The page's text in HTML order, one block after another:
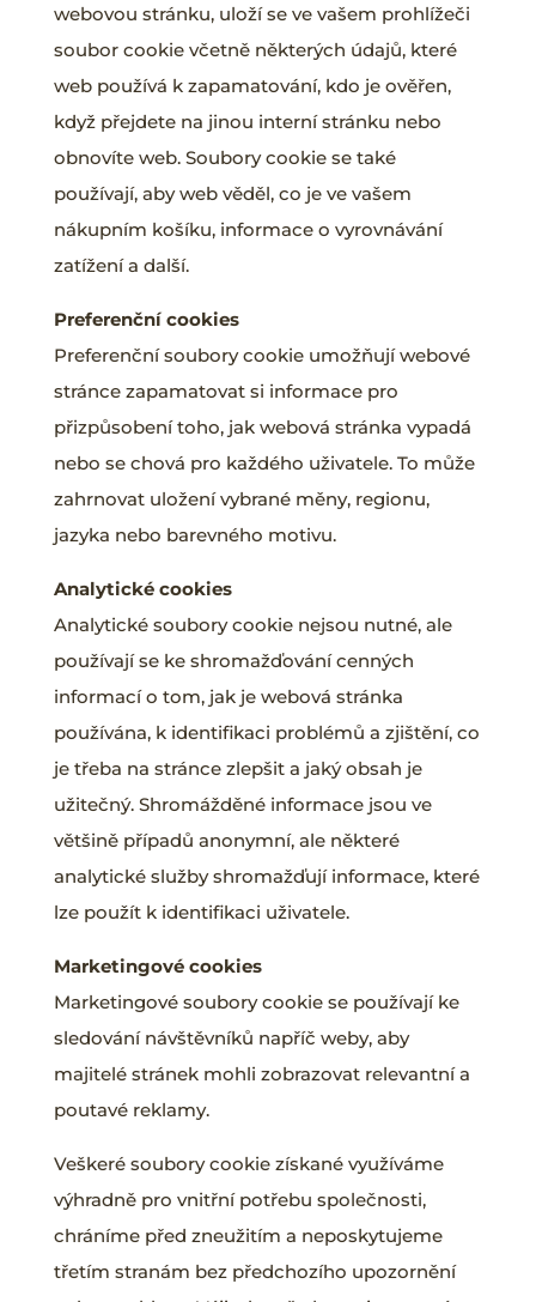
webovou stránku, uloží se ve vašem prohlížeči
soubor cookie včetně některých údajů, které
web používá k zapamatování, kdo je ověřen,
když přejdete na jinou interní stránku nebo
obnovíte web. Soubory cookie se také
používají, aby web věděl, co je ve vašem
nákupním košíku, informace o vyrovnávání
zatížení a další.
Preferenční cookies
Preferenční soubory cookie umožňují webové
stránce zapamatovat si informace pro
přizpůsobení toho, jak webová stránka vypadá
nebo se chová pro každého uživatele. To může
zahrnovat uložení vybrané měny, regionu,
jazyka nebo barevného motivu.
Analytické cookies
Analytické soubory cookie nejsou nutné, ale
používají se ke shromažďování cenných
informací o tom, jak je webová stránka
používána, k identifikaci problémů a zjištění, co
je třeba na stránce zlepšit a jaký obsah je
užitečný. Shromážděné informace jsou ve
většině případů anonymní, ale některé
analytické služby shromažďují informace, které
lze použít k identifikaci uživatele.
Marketingové cookies
Marketingové soubory cookie se používají ke
sledování návštěvníků napříč weby, aby
majitelé stránek mohli zobrazovat relevantní a
poutavé reklamy.
Veškeré soubory cookie získané využíváme
výhradně pro vnitřní potřebu společnosti,
chráníme před zneužitím a neposkytujeme
třetím stranám bez předchozího upozornění